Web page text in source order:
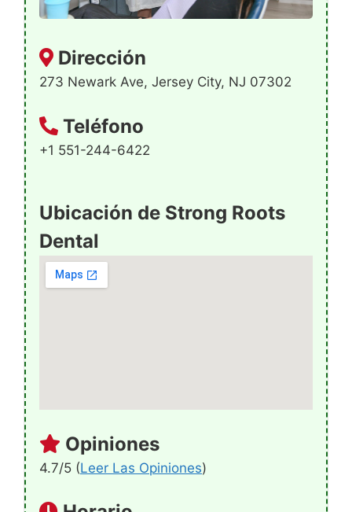
Dirección
273 Newark Ave, Jersey City, NJ 07302
Teléfono
+1 551-244-6422
Ubicación de Strong Roots
Dental
Opiniones
4.7/5 (Leer Las Opiniones)